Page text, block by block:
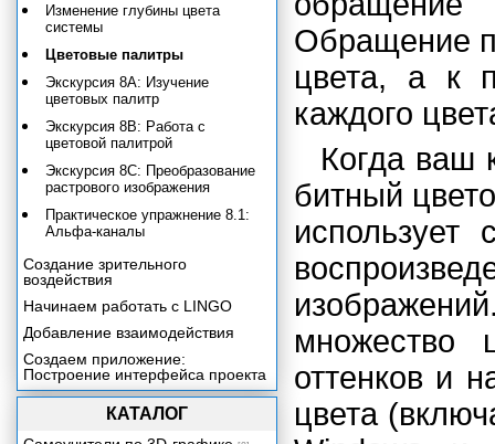
Обращение
цвета, а к
каждого
Когда ваш
битный
использует
множество
оттенков и
цвета
Изменение глубины цвета
системы
Цветовые палитры
Экскурсия 8А: Изучение
цветовых палитр
Экскурсия 8В: Работа с
цветовой палитрой
Экскурсия 8С: Преобразование
растрового изображения
Практическое упражнение 8.1:
Альфа-каналы
Создание зрительного
воздействия
Начинаем работать с LINGO
Добавление взаимодействия
Создаем приложение:
Построение интерфейса проекта
Создаем приложение:
Добавление функциональных
КАТАЛОГ